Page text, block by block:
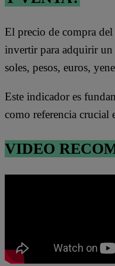
El precio de compra del
invertir para adquirir un
soles, pesos, euros,
Este indicador es
como referencia crucial
VIDEO